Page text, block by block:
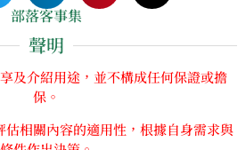
部落客事集
聲明
及介紹用途，並不構成任何保證或擔
保。
相關內容的適用性，根據自身需求與